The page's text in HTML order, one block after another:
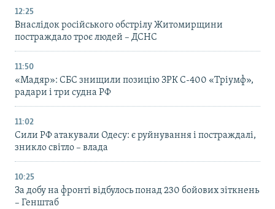
12:25
Внаслідок російського обстрілу Житомирщини
постраждало троє людей – ДСНС
11:50
«Мадяр»: СБС знищили позицію ЗРК С-400 «Тріумф»,
радари і три судна РФ
11:02
Сили РФ атакували Одесу: є руйнування і постраждалі,
зникло світло – влада
10:25
За добу на фронті відбулось понад 230 бойових зіткнень
– Генштаб